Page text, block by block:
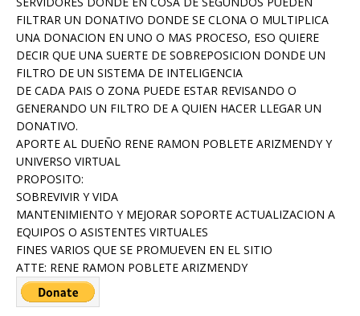
FILTRAR UN DONATIVO DONDE SE CLONA O MULTIPLICA
UNA DONACION EN UNO O MAS PROCESO, ESO QUIERE
DECIR QUE UNA SUERTE DE SOBREPOSICION DONDE UN
FILTRO DE UN SISTEMA DE INTELIGENCIA
DE CADA PAIS O ZONA PUEDE ESTAR REVISANDO O
GENERANDO UN FILTRO DE A QUIEN HACER LLEGAR UN
DONATIVO.
APORTE AL DUEÑO RENE RAMON POBLETE ARIZMENDY Y
UNIVERSO VIRTUAL
PROPOSITO:
SOBREVIVIR Y VIDA
MANTENIMIENTO Y MEJORAR SOPORTE ACTUALIZACION A
EQUIPOS O ASISTENTES VIRTUALES
FINES VARIOS QUE SE PROMUEVEN EN EL SITIO
ATTE: RENE RAMON POBLETE ARIZMENDY